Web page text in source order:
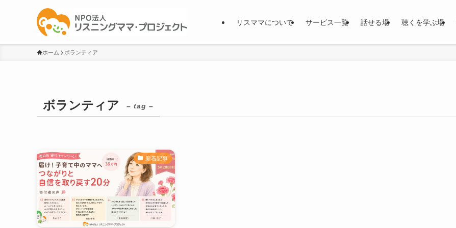
リスママについて サービス一覧 話せる場 聴くを学ぶ場
ホーム ボランティア
ボランティア – tag –
新着記事